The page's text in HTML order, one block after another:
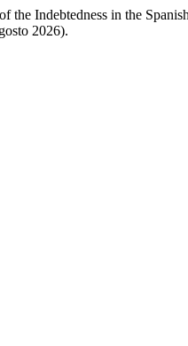
Indebtedness in the
2026).